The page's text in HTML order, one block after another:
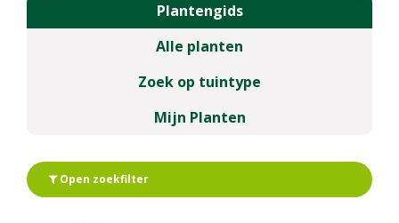
Plantengids
Alle planten
Zoek op tuintype
Mijn Planten
Open zoekfilter